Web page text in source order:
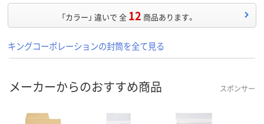
「カラー」 違いで 全 12 商品あります。
キングコーポレーションの封筒を全て見る
メーカーからのおすすめ商品 スポンサー